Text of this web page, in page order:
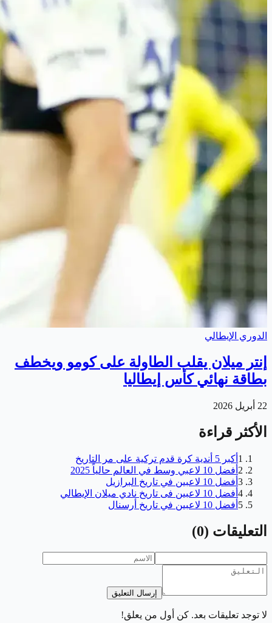
الدوري الإيطالي
إنتر ميلان يقلب الطاولة على كومو ويخطف
بطاقة نهائي كأس إيطاليا
22 أبريل 2026
الأكثر قراءة
1 أكبر 5 أندية كرة قدم تركية على مر التاريخ
2 أفضل 10 لاعبي وسط في العالم حالياً 2025
3 أفضل 10 لاعبين في تاريخ البرازيل
4 أفضل 10 لاعبين فى تاريخ نادي ميلان الإيطالي
5 أفضل 10 لاعبين في تاريخ أرسنال
التعليقات (
0
)
إرسال التعليق
لا توجد تعليقات بعد. كن أول من يعلق!